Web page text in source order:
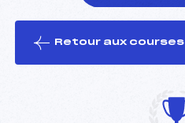
le ski
Retour aux courses